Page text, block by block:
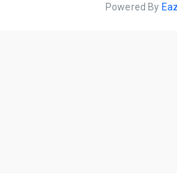
Powered By